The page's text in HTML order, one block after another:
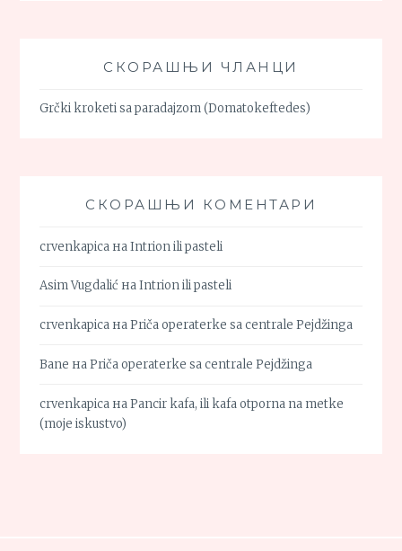
СКОРАШЊИ ЧЛАНЦИ
Grčki kroketi sa paradajzom (Domatokeftedes)
СКОРАШЊИ КОМЕНТАРИ
crvenkapica наIntrion ili pasteli
Asim Vugdalić наIntrion ili pasteli
crvenkapica наPriča operaterke sa centrale Pejdžinga
Bane наPriča operaterke sa centrale Pejdžinga
crvenkapica наPancir kafa, ili kafa otporna na metke
(moje iskustvo)